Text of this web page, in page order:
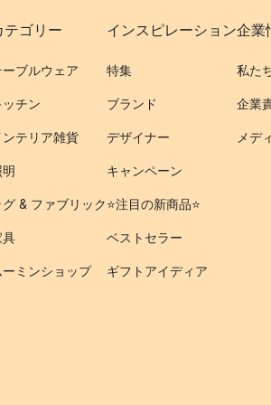
テゴリー
ーブルウェア
ッチン
ンテリア雑貨
明
グ & ファブリック
具
ーミンショップ
インスピレーション
特集
ブランド
デザイナー
キャンペーン
⭐️注目の新商品⭐️
ベストセラー
ギフトアイディア
企業
私た
企業
メデ